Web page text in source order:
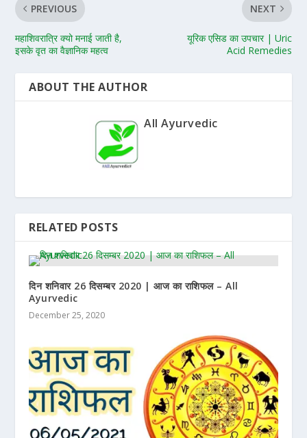
PREVIOUS
महाशिवरात्रि क्यो मनाई जाती है,
इसके वृत का वैज्ञानिक महत्व
NEXT
यूरिक एसिड का उपचार | Uric
Acid Remedies
ABOUT THE AUTHOR
All Ayurvedic
RELATED POSTS
दिन शनिवार 26 दिसम्बर 2020 | आज का राशिफल – All
Ayurvedic
December 25, 2020